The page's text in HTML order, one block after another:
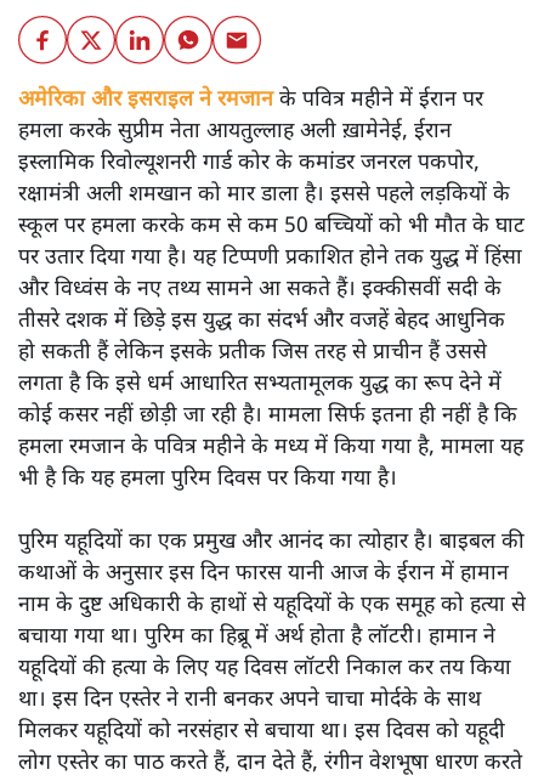
अमेरिका और इसराइल ने रमजानके पवित्र महीने में ईरान पर
हमला करके सुप्रीम नेता आयतुल्लाह अली ख़ामेनेई, ईरान
इस्लामिक रिवोल्यूशनरी गार्ड कोर के कमांडर जनरल पकपोर,
रक्षामंत्री अली शमखान को मार डाला है। इससे पहले लड़कियों के
स्कूल पर हमला करके कम से कम 50 बच्चियों को भी मौत के घाट
पर उतार दिया गया है। यह टिप्पणी प्रकाशित होने तक युद्ध में हिंसा
और विध्वंस के नए तथ्य सामने आ सकते हैं। इक्कीसवीं सदी के
तीसरे दशक में छिड़े इस युद्ध का संदर्भ और वजहें बेहद आधुनिक
हो सकती हैं लेकिन इसके प्रतीक जिस तरह से प्राचीन हैं उससे
लगता है कि इसे धर्म आधारित सभ्यतामूलक युद्ध का रूप देने में
कोई कसर नहीं छोड़ी जा रही है। मामला सिर्फ इतना ही नहीं है कि
हमला रमजान के पवित्र महीने के मध्य में किया गया है, मामला यह
भी है कि यह हमला पुरिम दिवस पर किया गया है।
पुरिम यहूदियों का एक प्रमुख और आनंद का त्योहार है। बाइबल की
कथाओं के अनुसार इस दिन फारस यानी आज के ईरान में हामान
नाम के दुष्ट अधिकारी के हाथों से यहूदियों के एक समूह को हत्या से
बचाया गया था। पुरिम का हिब्रू में अर्थ होता है लॉटरी। हामान ने
यहूदियों की हत्या के लिए यह दिवस लॉटरी निकाल कर तय किया
था। इस दिन एस्तेर ने रानी बनकर अपने चाचा मोर्दके के साथ
मिलकर यहूदियों को नरसंहार से बचाया था। इस दिवस को यहूदी
लोग एस्तेर का पाठ करते हैं, दान देते हैं, रंगीन वेशभूषा धारण करते